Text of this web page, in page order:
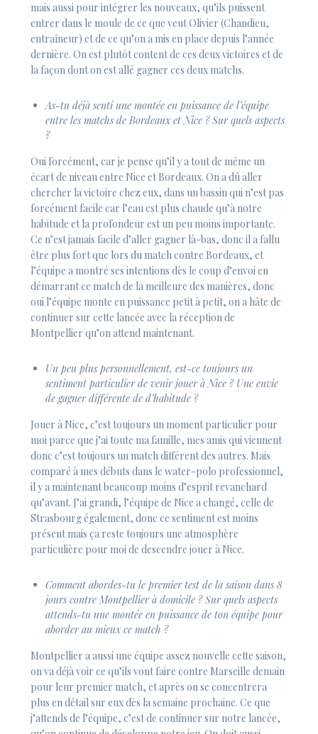
mais aussi pour intégrer les nouveaux, qu’ils puissent
entrer dans le moule de ce que veut Olivier (Chandieu,
entraîneur) et de ce qu’on a mis en place depuis l’année
dernière. On est plutôt content de ces deux victoires et de
la façon dont on est allé gagner ces deux matchs.
As-tu déjà senti une montée en puissance de l’équipe
entre les matchs de Bordeaux et Nice ? Sur quels aspects
?
Oui forcément, car je pense qu’il y a tout de même un
écart de niveau entre Nice et Bordeaux. On a dû aller
chercher la victoire chez eux, dans un bassin qui n’est pas
forcément facile car l’eau est plus chaude qu’à notre
habitude et la profondeur est un peu moins importante.
Ce n’est jamais facile d’aller gagner là-bas, donc il a fallu
être plus fort que lors du match contre Bordeaux, et
l’équipe a montré ses intentions dès le coup d’envoi en
démarrant ce match de la meilleure des manières, donc
oui l’équipe monte en puissance petit à petit, on a hâte de
continuer sur cette lancée avec la réception de
Montpellier qu’on attend maintenant.
Un peu plus personnellement, est-ce toujours un
sentiment particulier de venir jouer à Nice ? Une envie
de gagner différente de d’habitude ?
Jouer à Nice, c’est toujours un moment particulier pour
moi parce que j’ai toute ma famille, mes amis qui viennent
donc c’est toujours un match différent des autres. Mais
comparé à mes débuts dans le water-polo professionnel,
il y a maintenant beaucoup moins d’esprit revanchard
qu’avant. J’ai grandi, l’équipe de Nice a changé, celle de
Strasbourg également, donc ce sentiment est moins
présent mais ça reste toujours une atmosphère
particulière pour moi de descendre jouer à Nice.
Comment abordes-tu le premier test de la saison dans 8
jours contre Montpellier à domicile ? Sur quels aspects
attends-tu une montée en puissance de ton équipe pour
aborder au mieux ce match ?
Montpellier a aussi une équipe assez nouvelle cette saison,
on va déjà voir ce qu’ils vont faire contre Marseille demain
pour leur premier match, et après on se concentrera
plus en détail sur eux dès la semaine prochaine. Ce que
j’attends de l’équipe, c’est de continuer sur notre lancée,